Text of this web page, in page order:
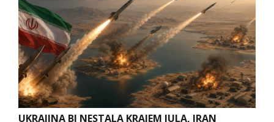
UKRAJINA BI NESTALA KRAJEM JULA, IRAN